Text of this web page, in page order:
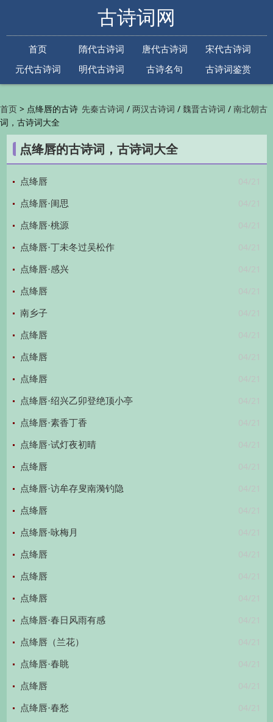
古诗词网
首页 隋代古诗词 唐代古诗词
宋代古诗词
元代古诗词
明代古诗词 古诗名句
古诗词鉴赏
先秦古诗词 /两汉古诗词 /魏晋古诗词 /南北朝古
代古诗词/金朝古诗词/元代古诗词/明代古诗词
/清代古诗词/近现代古诗词
鉴赏/古诗下一句/古诗上一句/
首页 > 点绛唇的古诗
词，古诗词大全
点绛唇的古诗词，古诗词大全
04/21
点绛唇
04/21
点绛唇·闺思
04/21
点绛唇·桃源
04/21
点绛唇·丁未冬过吴松作
04/21
点绛唇·感兴
04/21
点绛唇
04/21
南乡子
04/21
点绛唇
04/21
点绛唇
04/21
点绛唇
04/21
点绛唇·绍兴乙卯登绝顶小亭
04/21
点绛唇·素香丁香
04/21
点绛唇·试灯夜初晴
04/21
点绛唇
04/21
点绛唇·访牟存叟南漪钓隐
04/21
点绛唇
04/21
点绛唇·咏梅月
04/21
点绛唇
04/21
点绛唇
04/21
点绛唇
04/21
点绛唇·春日风雨有感
04/21
点绛唇（兰花）
04/21
点绛唇·春眺
04/21
点绛唇
04/21
点绛唇·春愁